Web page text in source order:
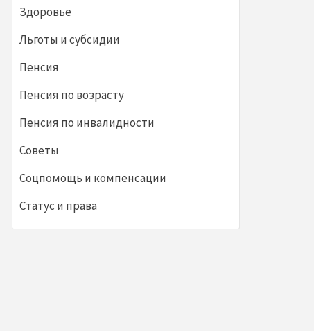
Здоровье
Льготы и субсидии
Пенсия
Пенсия по возрасту
Пенсия по инвалидности
Советы
Соцпомощь и компенсации
Статус и права